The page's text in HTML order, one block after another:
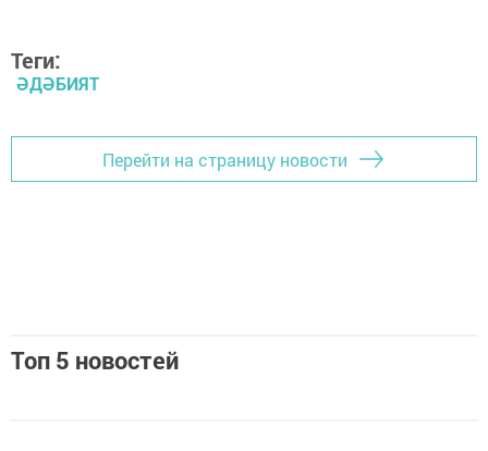
Теги:
ӘДӘБИЯТ
Перейти на страницу новости
Топ 5 новостей